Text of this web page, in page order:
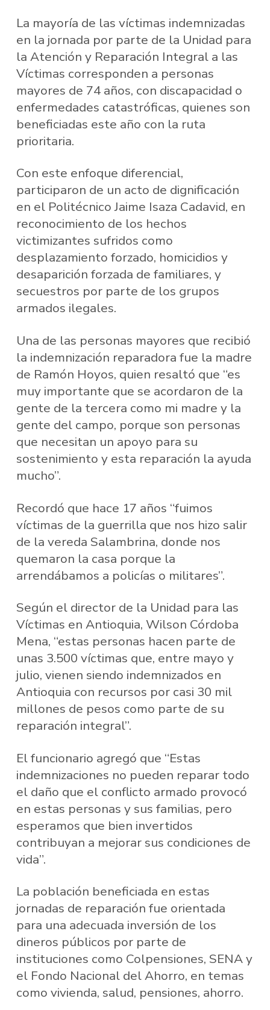
La mayoría de las víctimas indemnizadas
en la jornada por parte de la Unidad para
la Atención y Reparación Integral a las
Víctimas corresponden a personas
mayores de 74 años, con discapacidad o
enfermedades catastróficas, quienes son
beneficiadas este año con la ruta
prioritaria.
Con este enfoque diferencial,
participaron de un acto de dignificación
en el Politécnico Jaime Isaza Cadavid, en
reconocimiento de los hechos
victimizantes sufridos como
desplazamiento forzado, homicidios y
desaparición forzada de familiares, y
secuestros por parte de los grupos
armados ilegales.
Una de las personas mayores que recibió
la indemnización reparadora fue la madre
de Ramón Hoyos, quien resaltó que “es
muy importante que se acordaron de la
gente de la tercera como mi madre y la
gente del campo, porque son personas
que necesitan un apoyo para su
sostenimiento y esta reparación la ayuda
mucho”.
Recordó que hace 17 años “fuimos
víctimas de la guerrilla que nos hizo salir
de la vereda Salambrina, donde nos
quemaron la casa porque la
arrendábamos a policías o militares”.
Según el director de la Unidad para las
Víctimas en Antioquia, Wilson Córdoba
Mena, “estas personas hacen parte de
unas 3.500 víctimas que, entre mayo y
julio, vienen siendo indemnizados en
Antioquia con recursos por casi 30 mil
millones de pesos como parte de su
reparación integral”.
El funcionario agregó que “Estas
indemnizaciones no pueden reparar todo
el daño que el conflicto armado provocó
en estas personas y sus familias, pero
esperamos que bien invertidos
contribuyan a mejorar sus condiciones de
vida”.
La población beneficiada en estas
jornadas de reparación fue orientada
para una adecuada inversión de los
dineros públicos por parte de
instituciones como Colpensiones, SENA y
el Fondo Nacional del Ahorro, en temas
como vivienda, salud, pensiones, ahorro.